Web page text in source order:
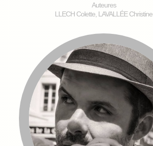
Auteures
LLECH Colette, LAVALLÉE Christine